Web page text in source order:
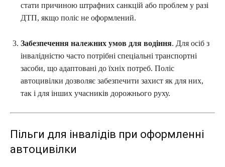
стати причиною штрафних санкцій або проблем у разі
ДТП, якщо поліс не оформлений.
Забезпечення належних умов для водіння. Для осіб з
інвалідністю часто потрібні спеціальні транспортні
засоби, що адаптовані до їхніх потреб. Поліс
автоцивілки дозволяє забезпечити захист як для них,
так і для інших учасників дорожнього руху.
Пільги для інвалідів при оформленні
автоцивілки